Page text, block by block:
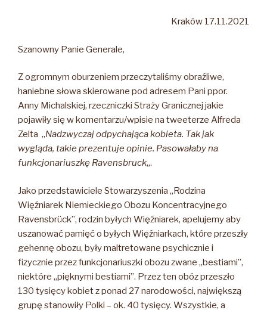
Kraków 17.11.2021
Szanowny Panie Generale,
Z ogromnym oburzeniem przeczytaliśmy obraźliwe,
haniebne słowa skierowane pod adresem Pani ppor.
Anny Michalskiej, rzeczniczki Straży Granicznej jakie
pojawiły się w komentarzu/wpisie na tweeterze Alfreda
Zelta „Nadzwyczaj odpychająca kobieta. Tak jak
wygląda, takie prezentuje opinie. Pasowałaby na
funkcjonariuszkę Ravensbruck„.
Jako przedstawiciele Stowarzyszenia „Rodzina
Więźniarek Niemieckiego Obozu Koncentracyjnego
Ravensbrück”, rodzin byłych Więźniarek, apelujemy aby
uszanować pamięć o byłych Więźniarkach, które przeszły
gehennę obozu, były maltretowane psychicznie i
fizycznie przez funkcjonariuszki obozu zwane „bestiami”,
niektóre „pięknymi bestiami”. Przez ten obóz przeszło
130 tysięcy kobiet z ponad 27 narodowości, największą
grupę stanowiły Polki – ok. 40 tysięcy. Wszystkie, a